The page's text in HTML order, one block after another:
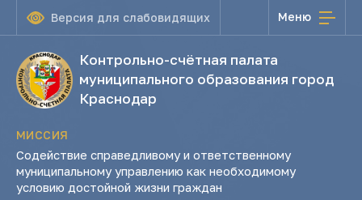
Версия для слабовидящих Меню
Контрольно-счётная палата
муниципального образования город
Краснодар
МИССИЯ
Содействие справедливому и ответственному
муниципальному управлению как необходимому
условию достойной жизни граждан